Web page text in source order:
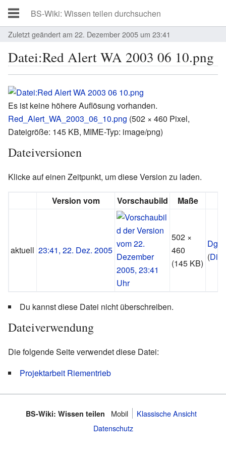
Zuletzt geändert am 22. Dezember 2005 um 23:41
Datei:Red Alert WA 2003 06 10.png
Es ist keine höhere Auflösung vorhanden.
Red_Alert_WA_2003_06_10.png (502 × 460 Pixel,
Dateigröße: 145 KB, MIME-Typ: image/png)
Dateiversionen
Klicke auf einen Zeitpunkt, um diese Version zu laden.
Version vom Vorschaubild Maße
aktuell 23:41, 22. Dez. 2005
502 ×
460
(145 KB)
Dg
(
Du kannst diese Datei nicht überschreiben.
Dateiverwendung
Die folgende Seite verwendet diese Datei:
Projektarbeit Riementrieb
BS-Wiki: Wissen teilen Mobil
Klassische Ansicht
Datenschutz